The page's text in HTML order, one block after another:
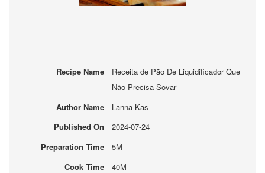
Recipe Name
Receita de Pão De Liquidificador Que
Não Precisa Sovar
Author Name
Lanna Kas
Published On
2024-07-24
Preparation Time
5M
Cook Time
40M